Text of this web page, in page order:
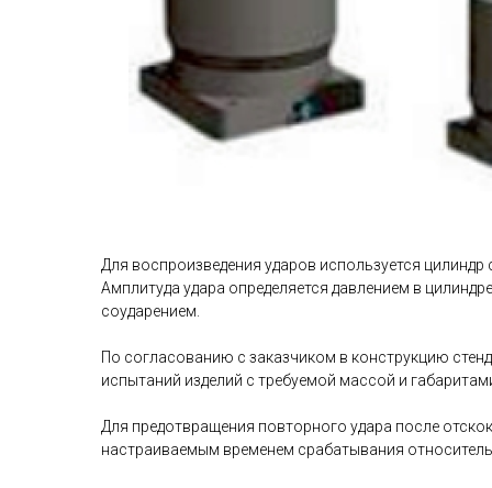
Для воспроизведения ударов используется
Амплитуда удара определяется давлением в
соударением.
По согласованию с заказчиком в конструкцию
испытаний изделий с требуемой массой и
Для предотвращения повторного удара после
настраиваемым временем срабатывания